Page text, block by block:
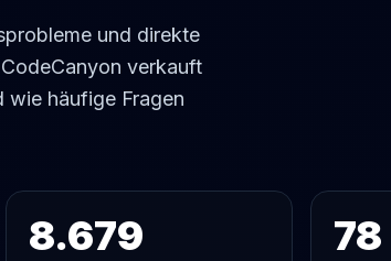
und direkte
verkauft
wie häufige Fragen
8.679 78